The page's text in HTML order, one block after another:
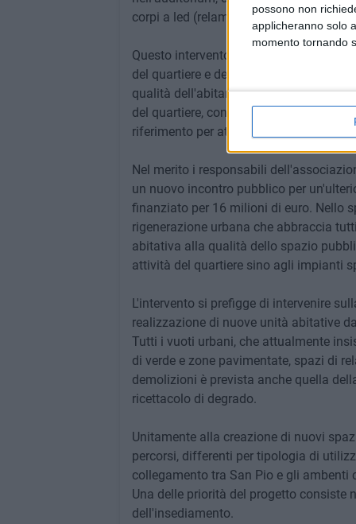
possono non
applicheranno solo
momento tornando
corpi a led (relamping).
Questo intervento, finanziato con fondi
del quartiere e dell'Accademia molto
qualità dell'abitare (PINQUA) che
del quartiere, contribuendo al
riferimento per attività sportive,
Nel merito i responsabili
un nuovo incontro pubblico per
finanziato per 16 milioni di euro. Nello
rigenerazione urbana che abbraccia
abitativa alla qualità dello spazio
attività del quartiere sino agli impianti
L'intervento si prefigge di intervenire
realizzazione di nuove unità abitative
Tutti i vuoti urbani, che attualmente
di verde e zone pavimentate, spazi di
demolizioni è prevista anche quella
ricettacolo di degrado.
Unitamente alla creazione di nuovi
percorsi, differenti per tipologia di
collegamento tra San Pio e gli
Una delle priorità del progetto
dell'insediamento.